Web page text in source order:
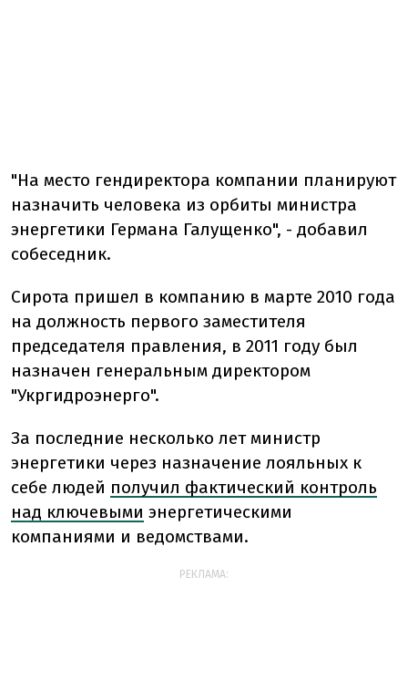
"На место гендиректора компании планируют
назначить человека из орбиты министра
энергетики Германа Галущенко", - добавил
собеседник.
Сирота пришел в компанию в марте 2010 года
на должность первого заместителя
председателя правления, в 2011 году был
назначен генеральным директором
"Укргидроэнерго".
За последние несколько лет министр
энергетики через назначение лояльных к
себе людей получил фактический контроль
над ключевыми энергетическими
компаниями и ведомствами.
РЕКЛАМА: